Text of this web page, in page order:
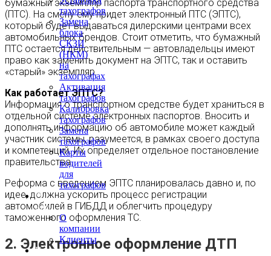
тахографов
Замена
блока
СКЗИ
(НКМ)
на
тахографах
Активация
тахографов
Калибровка
тахографов
Замена
тахографов
Карты
водителей
для
тахографов
О
нас
О
компании
Клиенты
Контакты
бумажный экземпляр паспорта транспортного средства
(ПТС). На смену ему придет электронный ПТС (ЭПТС),
который будет выдаваться дилерскими центрами всех
автомобильных брендов. Стоит отметить, что бумажный
ПТС остается действительным — автовладельцы имеют
право как заменить документ на ЭПТС, так и оставить
«старый» экземпляр.
Как работает ЭПТС?
Информация о транспортном средстве будет храниться в
отдельной системе электронных паспортов. Вносить и
дополнять информацию об автомобиле может каждый
участник системы, разумеется, в рамках своего доступа
и компетенций. Их определяет отдельное постановление
правительства.
Реформа с введением ЭПТС планировалась давно и, по
идее, должна ускорить процесс регистрации
автомобилей в ГИБДД и облегчить процедуру
таможенного оформления ТС.
2. Электронное оформление ДТП